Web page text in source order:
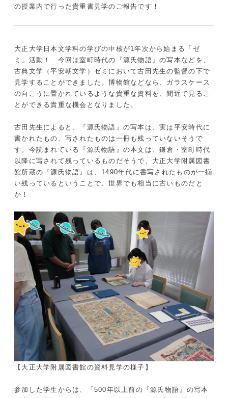
の授業内で行った貴重書見学のご報告です！
大正大学日本文学科の学びの中核が1年次から始まる「ゼ
ミ」活動！ 今回は室町時代の『源氏物語』の写本などを、
古典文学（平安朝文学）ゼミにおいて古田先生の監督の下で
見学することができました。博物館などなら、ガラスケース
の向こうに置かれているような貴重な資料を、間近で見るこ
とができる貴重な機会となりました。
古田先生によると、『源氏物語』の写本は、実は平安時代に
書かれたもの、写されたものは一冊も残っていないそうで
す。今読まれている『源氏物語』の本文は、鎌倉・室町時代
以降に写されて残っているものだそうで、大正大学附属図書
館所蔵の『源氏物語』は、1490年代に書写されたものが一揃
い残っているということで、世界でも相当に古いものだと
か！
【大正大学附属図書館の資料見学の様子】
参加した学生からは、「500年以上前の『源氏物語』の写本